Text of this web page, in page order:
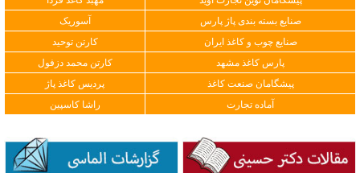
صنایع بسته بندی پاژ پارس
آسوریک
صنایع چوب و کاغذ ایران
کارتن توحید
پارس کاغذ مشهد
کارتن محمد دزفول
پیشگامان صنعت کاغذ
پردیس کاغذ پاژ
آماده تجارت
راشا کاسپین